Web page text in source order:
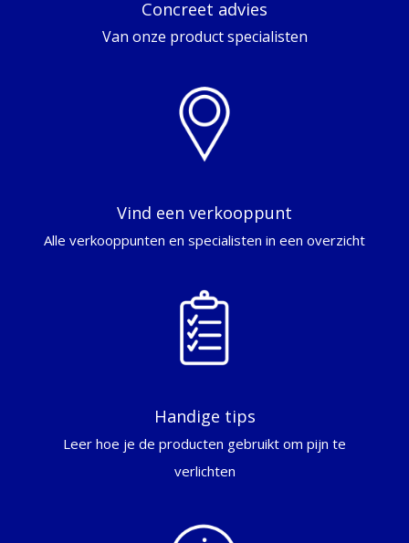
Concreet advies
Van onze product specialisten
Vind een verkooppunt
Alle verkooppunten en specialisten in een overzicht
Handige tips
Leer hoe je de producten gebruikt om pijn te
verlichten